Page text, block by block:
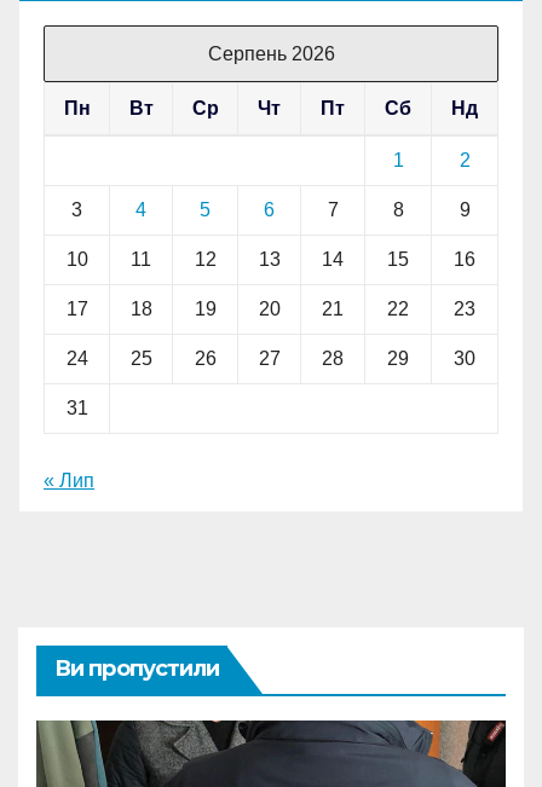
Серпень 2026
Пн Вт Ср Чт Пт Сб Нд
1 2
3 4 5 6 7 8 9
10 11 12 13 14 15 16
17 18 19 20 21 22 23
24 25 26 27 28 29 30
31
« Лип
Ви пропустили